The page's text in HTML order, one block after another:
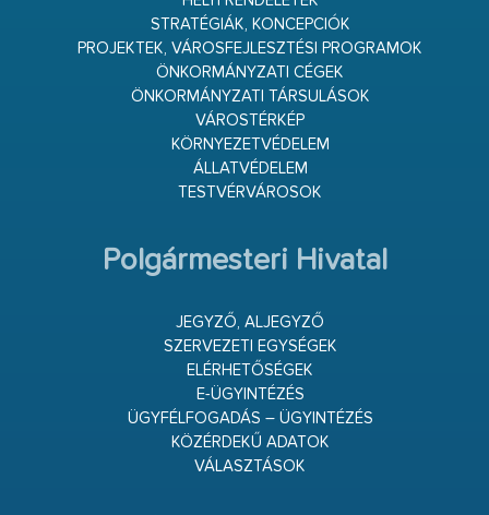
STRATÉGIÁK, KONCEPCIÓK
PROJEKTEK, VÁROSFEJLESZTÉSI PROGRAMOK
ÖNKORMÁNYZATI CÉGEK
ÖNKORMÁNYZATI TÁRSULÁSOK
VÁROSTÉRKÉP
KÖRNYEZETVÉDELEM
ÁLLATVÉDELEM
TESTVÉRVÁROSOK
Polgármesteri Hivatal
JEGYZŐ, ALJEGYZŐ
SZERVEZETI EGYSÉGEK
ELÉRHETŐSÉGEK
E-ÜGYINTÉZÉS
ÜGYFÉLFOGADÁS – ÜGYINTÉZÉS
KÖZÉRDEKŰ ADATOK
VÁLASZTÁSOK